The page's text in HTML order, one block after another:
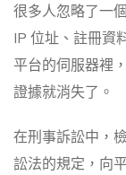
很多人忽略了一
IP 位址、註冊資
平台的伺服器裡
證據就消失了。
在刑事訴訟中，
訟法的規定，向